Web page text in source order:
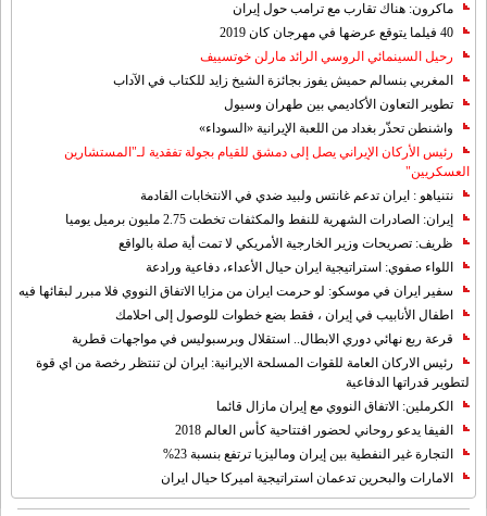
ماكرون: هناك تقارب مع ترامب حول إيران
40 فيلما يتوقع عرضها في مهرجان كان 2019
رحيل السينمائي الروسي الرائد مارلن خوتسييف
المغربي بنسالم حميش يفوز بجائزة الشيخ زايد للكتاب في الآداب
تطوير التعاون الأكاديمي بين طهران وسيول
واشنطن تحذّر بغداد من اللعبة الإيرانية «السوداء»
رئيس الأركان الإيراني يصل إلى دمشق للقيام بجولة تفقدية لـ"المستشارين
العسكريين"
نتنياهو : ايران تدعم غانتس ولبيد ضدي في الانتخابات القادمة
إيران: الصادرات الشهریة للنفط والمكثفات تخطت 2.75 مليون برميل يوميا
ظريف: تصريحات وزير الخارجية الأمريكي لا تمت أية صلة بالواقع
اللواء صفوي: استراتيجية ايران حيال الأعداء، دفاعية ورادعة
سفير ايران في موسكو: لو حرمت ايران من مزايا الاتفاق النووي فلا مبرر لبقائها فيه
اطفال الأنابيب في إيران ، فقط بضع خطوات للوصول إلى احلامك
قرعة ربع نهائي دوري الابطال.. استقلال وبرسبوليس في مواجهات قطرية
رئيس الاركان العامة للقوات المسلحة الايرانية: ايران لن تنتظر رخصة من اي قوة
لتطوير قدراتها الدفاعية
الكرملين: الاتفاق النووي مع إيران مازال قائما
الفيفا يدعو روحاني لحضور افتتاحية كأس العالم 2018
التجارة غیر النفطیة بین إیران ومالیزیا ترتفع بنسبة 23%
الامارات والبحرين تدعمان استراتيجية اميركا حيال ايران